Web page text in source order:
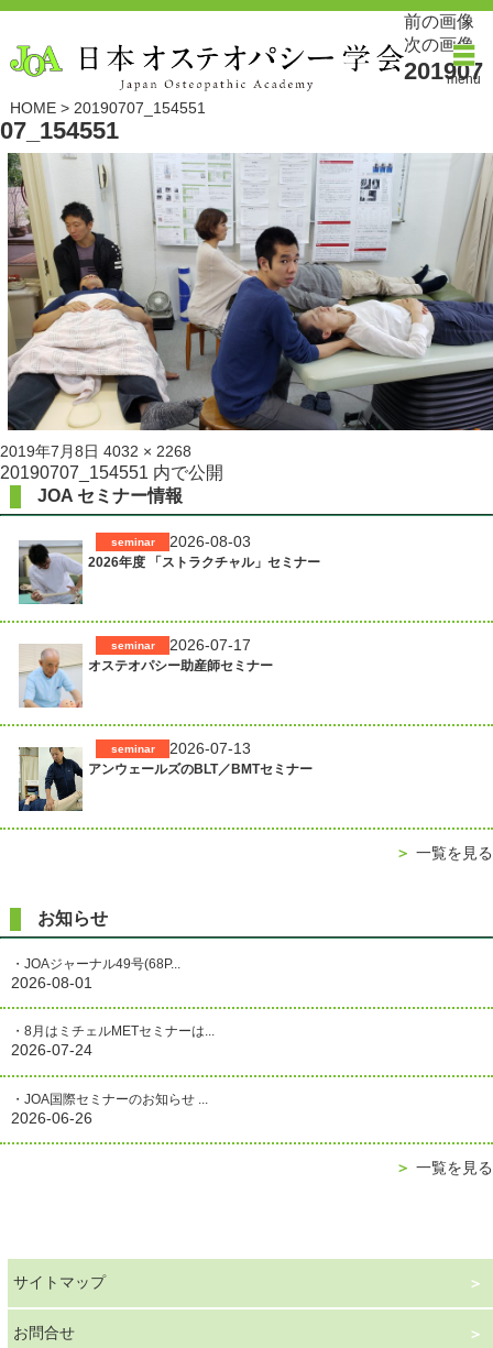
menu
HOME> 20190707_154551
前の画像
次の画像
201907
07_154551
投
稿
2019年7月8日 フ
ル
サ
イ
ズ
4032 × 2268
投
稿
ナ
ビ
ゲ
シ
ョ
ン
20190707_154551 内で公開
JOA セミナー情報
2026-08-03
seminar
2026年度 「ストラクチャル」セミナー
2026-07-17
seminar
オステオパシー助産師セミナー
2026-07-13
seminar
アンウェールズのBLT／BMTセミナー
＞ 一覧を見る
お知らせ
・JOAジャーナル49号(68P...
2026-08-01
・8月はミチェルMETセミナーは...
2026-07-24
・JOA国際セミナーのお知らせ ...
2026-06-26
＞ 一覧を見る
サイトマップ
お問合せ